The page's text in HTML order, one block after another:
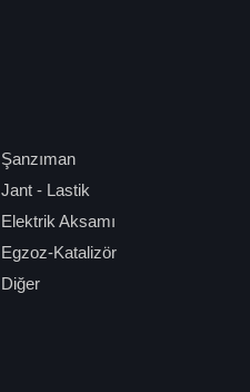
Şanzıman
Jant - Lastik
Elektrik Aksamı
Egzoz-Katalizör
Diğer